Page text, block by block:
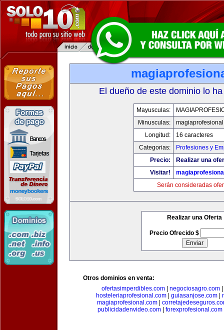
El dueño de este dominio lo
Mayusculas:
Minusculas:
Longitud:
16 caracteres
Categorias:
Profesiones y
Precio:
Realizar una
Visitar!
Serán consideradas
Realizar una Oferta
Precio Ofrecido $
Otros dominios en venta:
ofertasimperdibles.com
negociosagro.com
hosteleriaprofesional.com| guiasanjose.com|
magiaprofesional.com
publicidadenvideo.com| forexprofesional.com